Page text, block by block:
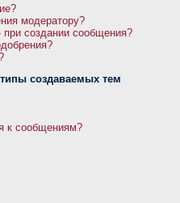
модератору?
при создании сообщения?
создаваемых тем
к сообщениям?